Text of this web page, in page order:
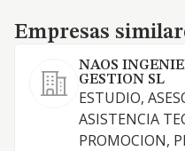
Empresas similares
Empresas
NAOS
GESTION SL
ESTUDIO,
ASISTENCIA
PROMOCION,